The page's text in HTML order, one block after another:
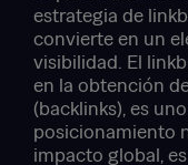
estrategia de
convierte en un
visibilidad. El
en la obtención
(backlinks), es
posicionamiento
impacto global,